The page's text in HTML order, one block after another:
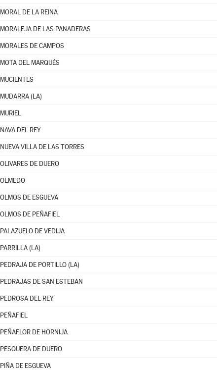
MORAL DE LA REINA
MORALEJA DE LAS PANADERAS
MORALES DE CAMPOS
MOTA DEL MARQUÉS
MUCIENTES
MUDARRA (LA)
MURIEL
NAVA DEL REY
NUEVA VILLA DE LAS TORRES
OLIVARES DE DUERO
OLMEDO
OLMOS DE ESGUEVA
OLMOS DE PEÑAFIEL
PALAZUELO DE VEDIJA
PARRILLA (LA)
PEDRAJA DE PORTILLO (LA)
PEDRAJAS DE SAN ESTEBAN
PEDROSA DEL REY
PEÑAFIEL
PEÑAFLOR DE HORNIJA
PESQUERA DE DUERO
PIÑA DE ESGUEVA